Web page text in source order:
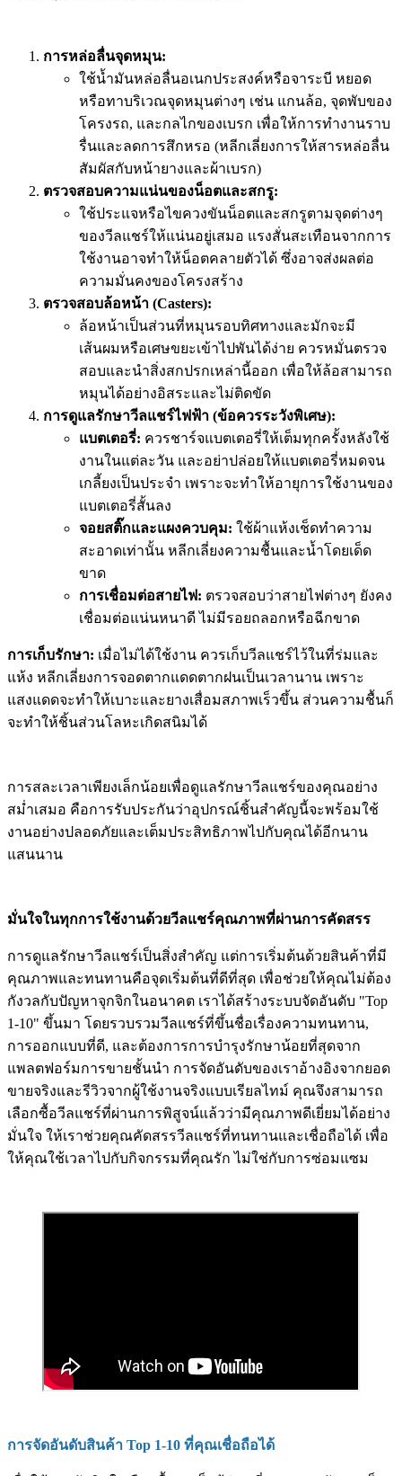
การหล่อลื่นจุดหมุน:
ใช้น้ำมันหล่อลื่นอเนกประสงค์หรือจาระบี หยอด
หรือทาบริเวณจุดหมุนต่างๆ เช่น แกนล้อ, จุดพับของ
โครงรถ, และกลไกของเบรก เพื่อให้การทำงานราบ
รื่นและลดการสึกหรอ (หลีกเลี่ยงการให้สารหล่อลื่น
สัมผัสกับหน้ายางและผ้าเบรก)
ตรวจสอบความแน่นของน็อตและสกรู:
ใช้ประแจหรือไขควงขันน็อตและสกรูตามจุดต่างๆ
ของวีลแชร์ให้แน่นอยู่เสมอ แรงสั่นสะเทือนจากการ
ใช้งานอาจทำให้น็อตคลายตัวได้ ซึ่งอาจส่งผลต่อ
ความมั่นคงของโครงสร้าง
ตรวจสอบล้อหน้า (Casters):
ล้อหน้าเป็นส่วนที่หมุนรอบทิศทางและมักจะมี
เส้นผมหรือเศษขยะเข้าไปพันได้ง่าย ควรหมั่นตรวจ
สอบและนำสิ่งสกปรกเหล่านี้ออก เพื่อให้ล้อสามารถ
หมุนได้อย่างอิสระและไม่ติดขัด
การดูแลรักษาวีลแชร์ไฟฟ้า (ข้อควรระวังพิเศษ):
แบตเตอรี่: ควรชาร์จแบตเตอรี่ให้เต็มทุกครั้งหลังใช้
งานในแต่ละวัน และอย่าปล่อยให้แบตเตอรี่หมดจน
เกลี้ยงเป็นประจำ เพราะจะทำให้อายุการใช้งานของ
แบตเตอรี่สั้นลง
จอยสติ๊กและแผงควบคุม: ใช้ผ้าแห้งเช็ดทำความ
สะอาดเท่านั้น หลีกเลี่ยงความชื้นและน้ำโดยเด็ด
ขาด
การเชื่อมต่อสายไฟ: ตรวจสอบว่าสายไฟต่างๆ ยังคง
เชื่อมต่อแน่นหนาดี ไม่มีรอยถลอกหรือฉีกขาด
การเก็บรักษา: เมื่อไม่ได้ใช้งาน ควรเก็บวีลแชร์ไว้ในที่ร่มและ
แห้ง หลีกเลี่ยงการจอดตากแดดตากฝนเป็นเวลานาน เพราะ
แสงแดดจะทำให้เบาะและยางเสื่อมสภาพเร็วขึ้น ส่วนความชื้นก็
จะทำให้ชิ้นส่วนโลหะเกิดสนิมได้
การสละเวลาเพียงเล็กน้อยเพื่อดูแลรักษาวีลแชร์ของคุณอย่าง
สม่ำเสมอ คือการรับประกันว่าอุปกรณ์ชิ้นสำคัญนี้จะพร้อมใช้
งานอย่างปลอดภัยและเต็มประสิทธิภาพไปกับคุณได้อีกนาน
แสนนาน
มั่นใจในทุกการใช้งานด้วยวีลแชร์คุณภาพที่ผ่านการคัดสรร
การดูแลรักษาวีลแชร์เป็นสิ่งสำคัญ แต่การเริ่มต้นด้วยสินค้าที่มี
คุณภาพและทนทานคือจุดเริ่มต้นที่ดีที่สุด เพื่อช่วยให้คุณไม่ต้อง
กังวลกับปัญหาจุกจิกในอนาคต เราได้สร้างระบบจัดอันดับ "Top
1-10" ขึ้นมา โดยรวบรวมวีลแชร์ที่ขึ้นชื่อเรื่องความทนทาน,
การออกแบบที่ดี, และต้องการการบำรุงรักษาน้อยที่สุดจาก
แพลตฟอร์มการขายชั้นนำ การจัดอันดับของเราอ้างอิงจากยอด
ขายจริงและรีวิวจากผู้ใช้งานจริงแบบเรียลไทม์ คุณจึงสามารถ
เลือกซื้อวีลแชร์ที่ผ่านการพิสูจน์แล้วว่ามีคุณภาพดีเยี่ยมได้อย่าง
มั่นใจ ให้เราช่วยคุณคัดสรรวีลแชร์ที่ทนทานและเชื่อถือได้ เพื่อ
ให้คุณใช้เวลาไปกับกิจกรรมที่คุณรัก ไม่ใช่กับการซ่อมแซม
การจัดอันดับสินค้า Top 1-10 ที่คุณเชื่อถือได้